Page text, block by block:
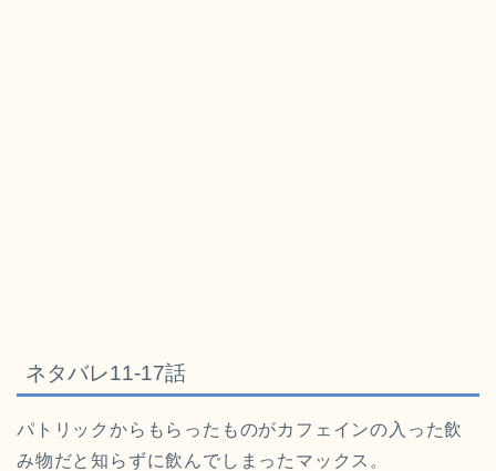
ネタバレ11-17話
パトリックからもらったものがカフェインの入った飲
み物だと知らずに飲んでしまったマックス。